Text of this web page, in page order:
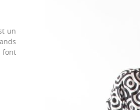
un
font